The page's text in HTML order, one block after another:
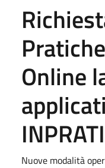
Online
Nuove modalità